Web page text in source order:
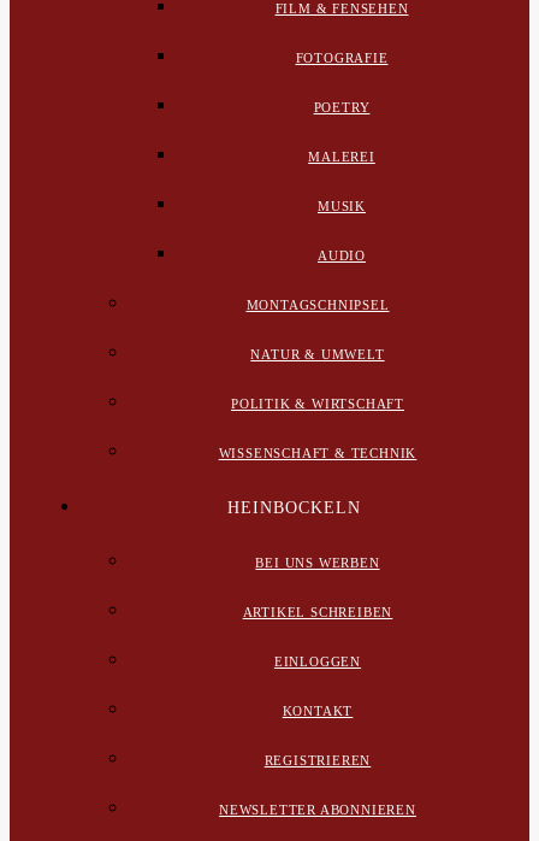
FILM & FENSEHEN
FOTOGRAFIE
POETRY
MALEREI
MUSIK
AUDIO
MONTAGSCHNIPSEL
NATUR & UMWELT
POLITIK & WIRTSCHAFT
WISSENSCHAFT & TECHNIK
HEINBOCKELN
BEI UNS WERBEN
ARTIKEL SCHREIBEN
EINLOGGEN
KONTAKT
REGISTRIEREN
NEWSLETTER ABONNIEREN